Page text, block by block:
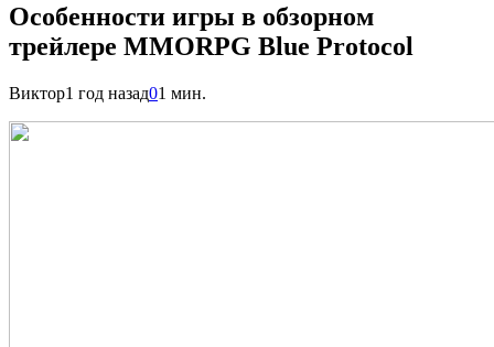
Особенности игры в обзорном
трейлере MMORPG Blue Protocol
Виктор1 год назад01 мин.